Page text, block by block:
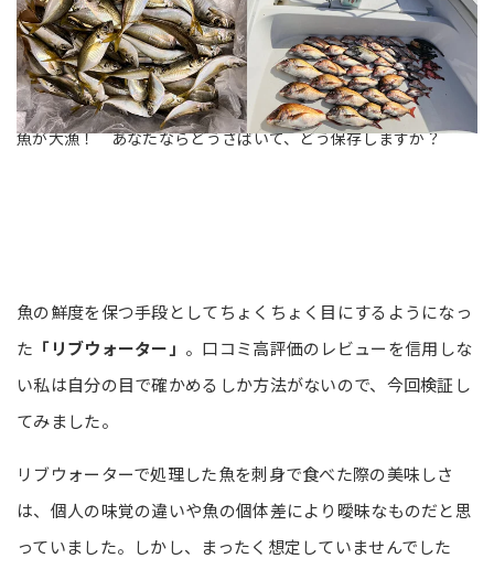
魚が大漁！ あなたならどうさばいて、どう保存しますか？
魚の鮮度を保つ手段としてちょくちょく目にするようになっ
た 「リブウォーター」 。口コミ高評価のレビューを信用しな
い私は自分の目で確かめるしか方法がないので、今回検証し
てみました。
リブウォーターで処理した魚を刺身で食べた際の美味しさ
は、個人の味覚の違いや魚の個体差により曖昧なものだと思
っていました。しかし、まったく想定していませんでした